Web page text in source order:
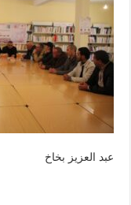
عبد العزيز بخاخ